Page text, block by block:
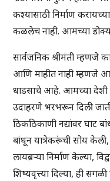
कश्यासाठी निर्माण
कळलेच नाही. आमच्या
सार्वजनिक श्रीमंती म्हणजे
आणि माहीत नाही म्हणजे
धाडसाचे आहे. आमच्या देशी
उदाहरणे भरभरून दिली
ठिकठिकाणी नद्यांवर घाट
बांधून यात्रेकरूंची सोय केली,
लायब्रऱ्या निर्माण केल्या,
शिष्यवृत्त्या दिल्या, ही